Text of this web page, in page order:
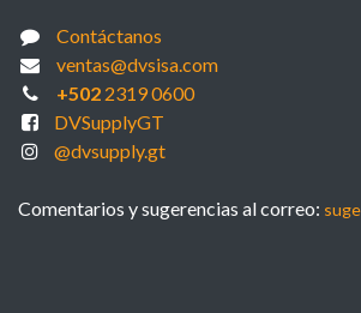
Contáctanos
ventas@dvsisa.com
+5022319 0600
DVSupplyGT
@dvsupply.gt
Comentarios y sugerencias al correo: